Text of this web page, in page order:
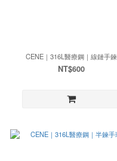
CENE｜316L醫療鋼｜線鏈手鍊
NT$600